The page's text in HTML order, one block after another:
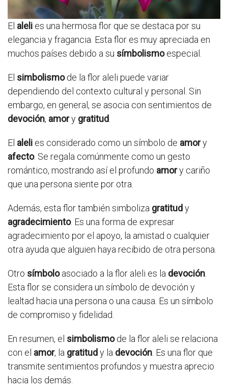
El aleli es una hermosa flor que se destaca por su
elegancia y fragancia. Esta flor es muy apreciada en
muchos países debido a su símbolismoespecial.
El simbolismode la flor aleli puede variar
dependiendo del contexto cultural y personal. Sin
embargo, en general, se asocia con sentimientos de
devoción, amory gratitud
El aleli es considerado como un símbolo de amory
afecto. Se regala comúnmente como un gesto
romántico, mostrando así el profundo amory cariño
que una persona siente por otra.
Además, esta flor también simboliza gratitudy
agradecimiento. Es una forma de expresar
agradecimiento por el apoyo, la amistad o cualquier
otra ayuda que alguien haya recibido de otra persona.
Otro símboloasociado a la flor aleli es la devoción
Esta flor se considera un símbolo de devoción y
lealtad hacia una persona o una causa. Es un símbolo
de compromiso y fidelidad.
En resumen, el simbolismode la flor aleli se relaciona
con el amor, la gratitudy la devoción . Es una flor que
transmite sentimientos profundos y muestra aprecio
hacia los demás.